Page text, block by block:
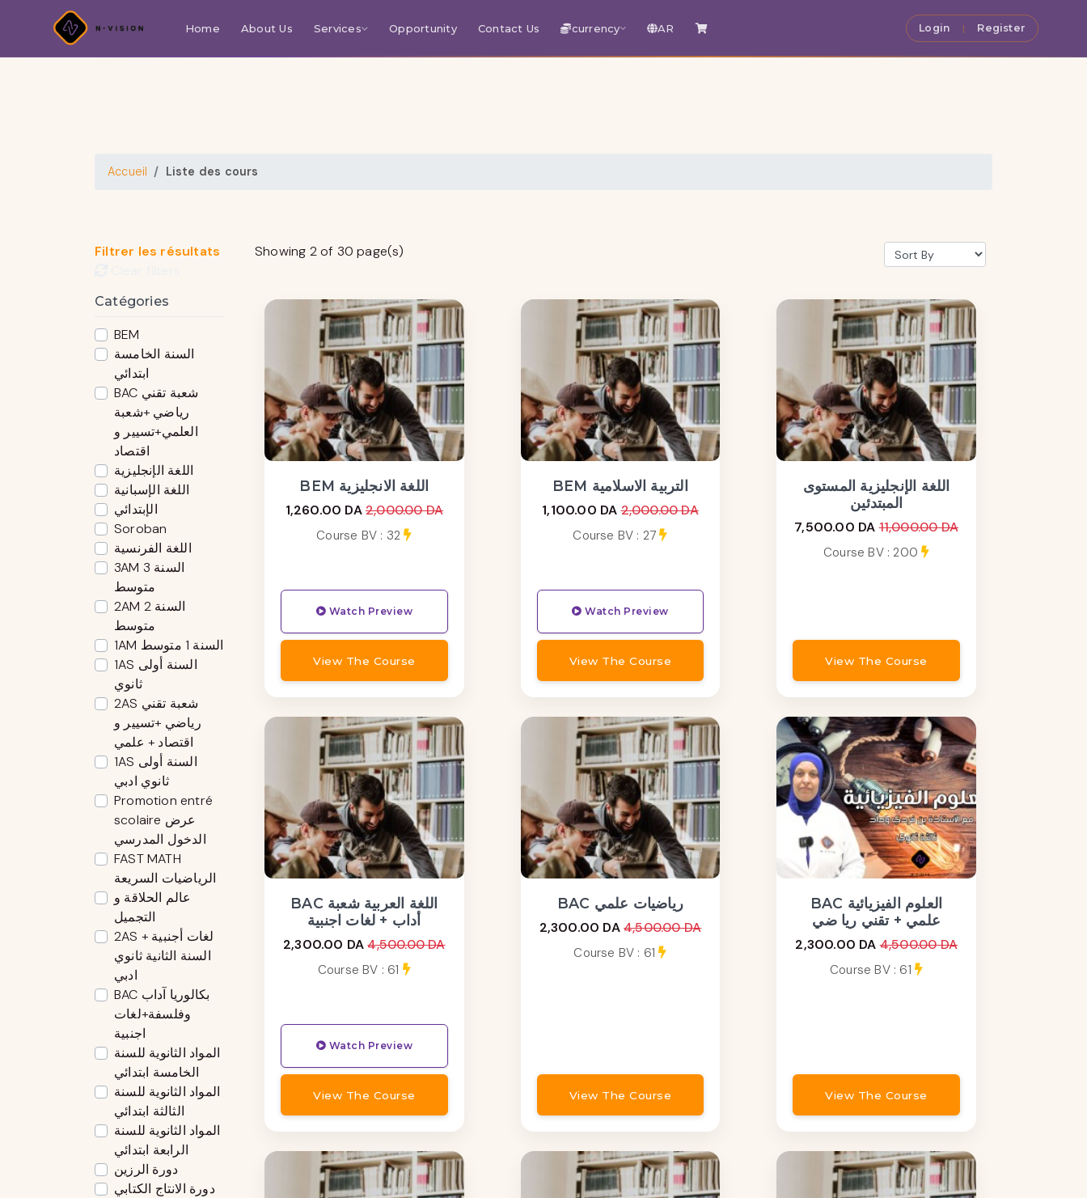
Home About Us Services Opportunity Contact Us currency AR Login | Register
Accueil Liste des cours
Filtrer les résultats
Catégories
BEM
السنة الخامسة
ابتدائي
BAC شعبة تقني
رياضي +شعبة
العلمي+تسيير و
اقتصاد
اللغة الإنجليزية
اللغة الإسبانية
الإبتدائي
Soroban
اللغة الفرنسية
3AM السنة 3
متوسط
2AM السنة 2
متوسط
1AM السنة 1 متوسط
1AS السنة أولى
ثانوي
2AS شعبة تقني
رياضي +تسيير و
اقتصاد + علمي
1AS السنة أولى
ثانوي ادبي
Promotion entré
scolaire عرض
الدخول المدرسي
FAST MATH
الرياضيات السريعة
عالم الحلاقة و
التجميل
2AS لغات أجنبية +
السنة الثانية ثانوي
ادبي
BAC بكالوريا آداب
وفلسفة+لغات
اجنبية
المواد الثانوية للسنة
الخامسة ابتدائي
المواد الثانوية للسنة
الثالثة ابتدائي
المواد الثانوية للسنة
الرابعة ابتدائي
دورة الرزين
دورة الانتاج الكتابي
Showing 2 of 30 page(s)
BEM اللغة الانجليزية
1,260.00 DA 2,000.00 DA
Course BV : 32
Watch Preview
View The Course
BEM التربية الاسلامية
1,100.00 DA 2,000.00 DA
Course BV : 27
Watch Preview
View The Course
اللغة الإنجليزية المستوى
المبتدئين
7,500.00 DA 11,000.00 DA
Course BV : 200
View The Course
BAC اللغة العربية شعبة
أداب + لغات اجنبية
2,300.00 DA 4,500.00 DA
Course BV : 61
Watch Preview
View The Course
BAC رياضيات علمي
2,300.00 DA 4,500.00 DA
Course BV : 61
View The Course
BAC العلوم الفيزيائية
علمي + تقني ريا ضي
2,300.00 DA 4,500.00 DA
Course BV : 61
View The Course